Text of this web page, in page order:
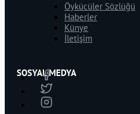
Öykücüler Sözlüğü
Haberler
Künye
İletişim
SOSYAL MEDYA